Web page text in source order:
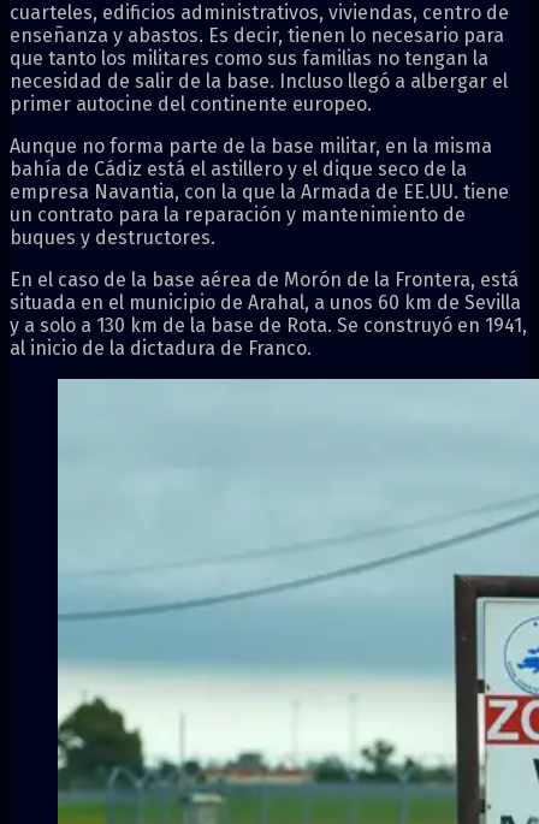
cuarteles, edificios administrativos, viviendas, centro de
enseñanza y abastos. Es decir, tienen lo necesario para
que tanto los militares como sus familias no tengan la
necesidad de salir de la base. Incluso llegó a albergar el
primer autocine del continente europeo.
Aunque no forma parte de la base militar, en la misma
bahía de Cádiz está el astillero y el dique seco de la
empresa Navantia, con la que la Armada de EE.UU. tiene
un contrato para la reparación y mantenimiento de
buques y destructores.
En el caso de la base aérea de Morón de la Frontera, está
situada en el municipio de Arahal, a unos 60 km de Sevilla
y a solo a 130 km de la base de Rota. Se construyó en 1941,
al inicio de la dictadura de Franco.